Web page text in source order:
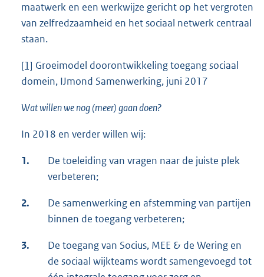
maatwerk en een werkwijze gericht op het vergroten
van zelfredzaamheid en het sociaal netwerk centraal
staan.
[1] Groeimodel doorontwikkeling toegang sociaal
domein, IJmond Samenwerking, juni 2017
Wat willen we nog (meer) gaan doen?
In 2018 en verder willen wij:
1.
De toeleiding van vragen naar de juiste plek
verbeteren;
2.
De samenwerking en afstemming van partijen
binnen de toegang verbeteren;
3.
De toegang van Socius, MEE & de Wering en
de sociaal wijkteams wordt samengevoegd tot